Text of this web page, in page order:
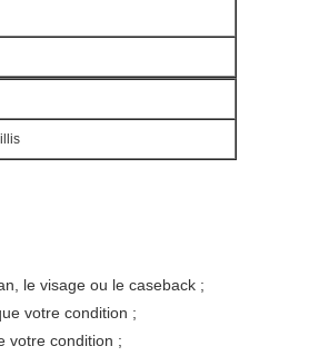
le visage ou le caseback ;
votre condition ;
votre condition ;